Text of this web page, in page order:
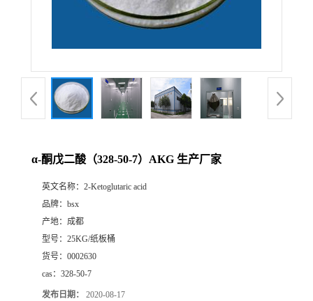
α-酮戊二酸（328-50-7）AKG 生产厂家
英文名称： 2-Ketoglutaric acid
品牌： bsx
产地： 成都
型号： 25KG/纸板桶
货号： 0002630
cas： 328-50-7
发布日期： 2020-08-17